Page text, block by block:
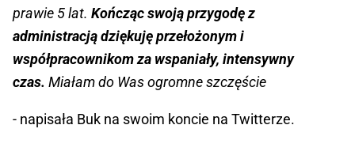
prawie 5 lat. Kończąc swoją przygodę z
administracją dziękuję przełożonym i
współpracownikom za wspaniały, intensywny
czas. Miałam do Was ogromne szczęście
- napisała Buk na swoim koncie na Twitterze.